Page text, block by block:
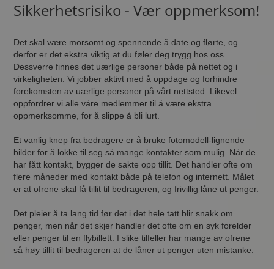
Sikkerhetsrisiko - Vær oppmerksom!
Det skal være morsomt og spennende å date og flørte, og
derfor er det ekstra viktig at du føler deg trygg hos oss.
Dessverre finnes det uærlige personer både på nettet og i
virkeligheten. Vi jobber aktivt med å oppdage og forhindre
forekomsten av uærlige personer på vårt nettsted. Likevel
oppfordrer vi alle våre medlemmer til å være ekstra
oppmerksomme, for å slippe å bli lurt.
Et vanlig knep fra bedragere er å bruke fotomodell-lignende
bilder for å lokke til seg så mange kontakter som mulig. Når de
har fått kontakt, bygger de sakte opp tillit. Det handler ofte om
flere måneder med kontakt både på telefon og internett. Målet
er at ofrene skal få tillit til bedrageren, og frivillig låne ut penger.
Det pleier å ta lang tid før det i det hele tatt blir snakk om
penger, men når det skjer handler det ofte om en syk forelder
eller penger til en flybillett. I slike tilfeller har mange av ofrene
så høy tillit til bedrageren at de låner ut penger uten mistanke.